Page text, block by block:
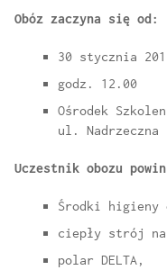
Obóz zaczyna się od:
30 stycznia
godz. 12.00
Ośrodek
ul. Nadrzeczna
Uczestnik obozu
Środki higieny
ciepły strój
polar DELTA,